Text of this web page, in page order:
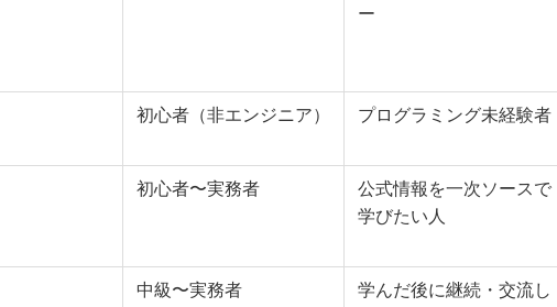
ー
初心者（非エンジニア） プログラミング未経験者
初心者〜実務者
公式情報を一次ソースで
学びたい人
中級〜実務者
学んだ後に継続・交流し